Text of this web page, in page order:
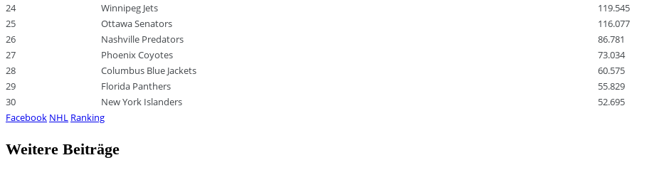
24
Winnipeg Jets
119.545
25
Ottawa Senators
116.077
26
Nashville Predators
86.781
27
Phoenix Coyotes
73.034
28
Columbus Blue Jackets
60.575
29
Florida Panthers
55.829
30
New York Islanders
52.695
Facebook NHL Ranking
Weitere Beiträge